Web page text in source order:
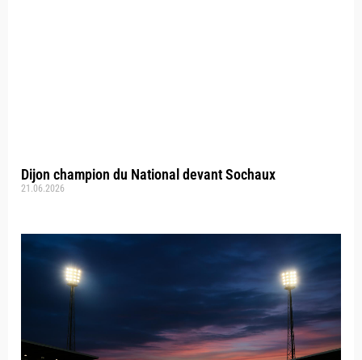
Dijon champion du National devant Sochaux
21.06.2026